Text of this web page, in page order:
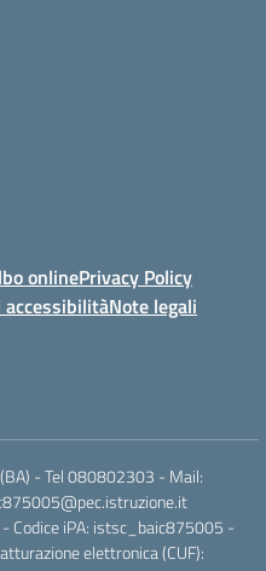
onlinePrivacy Policy
accessibilitàNote legali
- Tel 080802303 - Mail:
Codice iPA: istsc_baic875005 -
elettronica (CUF):